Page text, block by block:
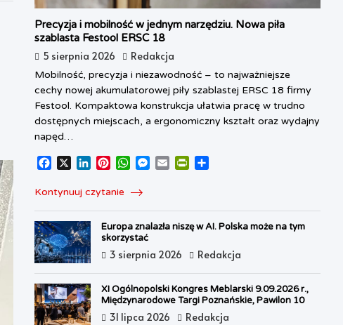
Precyzja i mobilność w jednym narzędziu. Nowa piła
szablasta Festool ERSC 18
5 sierpnia 2026 Redakcja
Mobilność, precyzja i niezawodność – to najważniejsze
cechy nowej akumulatorowej piły szablastej ERSC 18 firmy
Festool. Kompaktowa konstrukcja ułatwia pracę w trudno
dostępnych miejscach, a ergonomiczny kształt oraz wydajny
napęd…
c
b
o
o
k
X
n
P
n
r
s
t
W
a
A
p
M
e
n
e
r
F
i
e
n
d
l
Kontynuuj czytanie
Europa znalazła niszę w AI. Polska może na tym
skorzystać
3 sierpnia 2026 Redakcja
XI Ogólnopolski Kongres Meblarski 9.09.2026 r.,
Międzynarodowe Targi Poznańskie, Pawilon 10
31 lipca 2026 Redakcja